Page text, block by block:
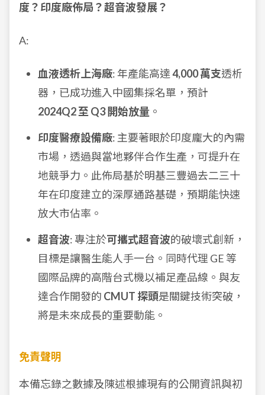
度？印度廠佈局？超音波發展？
A:
血液透析上海廠: 年產能高達4,000 萬支透析
器，已成功進入中國集採名單，預計
2024Q2 至 Q3 開始放量 。
印度醫療設備廠: 主要著眼於印度龐大的內需
市場，透過與當地夥伴合作生產，可提升在
地競爭力。此佈局基於明基三豐過去二三十
年在印度建立的深厚通路基礎，預期能快速
放大市佔率。
超音波: 專注於可攜式超音波的破壞式創新，
目標是讓醫生能人手一台。同時代理 GE 等
國際品牌的高階台式機以補足產品線。與友
達合作開發的 CMUT 探頭是關鍵技術突破，
將是未來成長的重要動能。
免責聲明
本備忘錄之數據及陳述根據現有的公開資訊與初